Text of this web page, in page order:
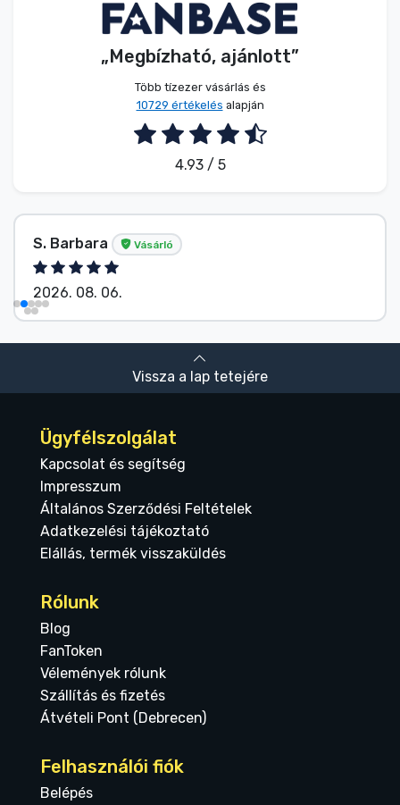
„Megbízható, ajánlott”
Több tízezer vásárlás és
10729 értékelés alapján
4.93 / 5
S. Barbara Vásárló
2026. 08. 06.
Vissza a lap tetejére
Ügyfélszolgálat
Kapcsolat és segítség
Impresszum
Általános Szerződési Feltételek
Adatkezelési tájékoztató
Elállás, termék visszaküldés
Rólunk
Blog
FanToken
Vélemények rólunk
Szállítás és fizetés
Átvételi Pont (Debrecen)
Felhasználói fiók
Belépés